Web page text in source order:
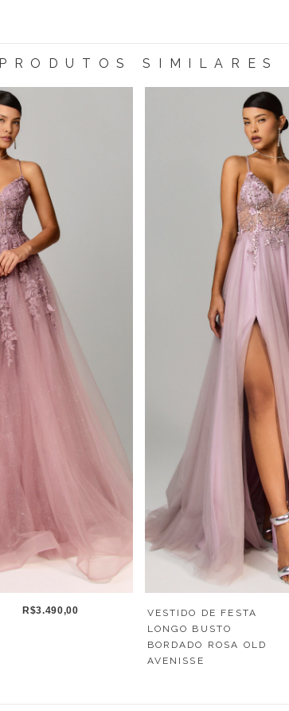
PRODUTOS SIMILARES
R$3.490,00
VESTIDO DE FESTA
LONGO BUSTO
BORDADO ROSA OLD
AVENISSE